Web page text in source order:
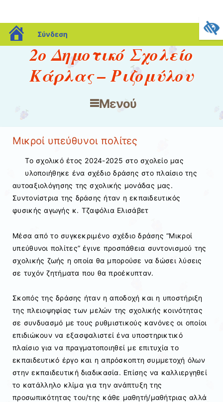
blogs.sch.gr
Σύνδεση
2ο Δημοτικό Σχολείο
Κάρλας – Ριζομύλου
Μενού
Μετάβαση στο περιεχόμενο
Μικροί υπεύθυνοι πολίτες
Το σχολικό έτος 2024-2025 στο σχολείο μας
υλοποιήθηκε ένα σχέδιο δράσης στο πλαίσιο της
αυτοαξιολόγησης της σχολικής μονάδας μας.
Συντονίστρια της δράσης ήταν η εκπαιδευτικός
φυσικής αγωγής κ. Τζαφόλια Ελισάβετ
Μέσα από το συγκεκριμένο σχέδιο δράσης “Μικροί
υπεύθυνοι πολίτες” έγινε προσπάθεια συντονισμού της
σχολικής ζωής η οποία θα μπορούσε να δώσει λύσεις
σε τυχόν ζητήματα που θα προέκυπταν.
Σκοπός της δράσης ήταν η αποδοχή και η υποστήριξη
της πλειοψηφίας των μελών της σχολικής κοινότητας
σε συνδυασμό με τους ρυθμιστικούς κανόνες οι οποίοι
επιδιώκουν να εξασφαλιστεί ένα υποστηρικτικό
πλαίσιο για να πραγματοποιηθεί με επιτυχία το
εκπαιδευτικό έργο και η απρόσκοπτη συμμετοχή όλων
στην εκπαιδευτική διαδικασία. Επίσης να καλλιεργηθεί
το κατάλληλο κλίμα για την ανάπτυξη της
προσωπικότητας του/της κάθε μαθητή/μαθήτριας αλλά